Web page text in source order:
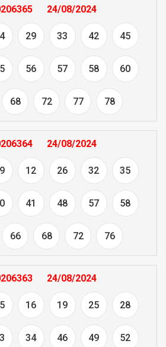
24/08/2024
29 33 42 45
56 57 58 60
68 72 77 78
24/08/2024
12 26 32 35
41 48 57 58
66 68 72 76
24/08/2024
16 19 25 28
34 46 49 52